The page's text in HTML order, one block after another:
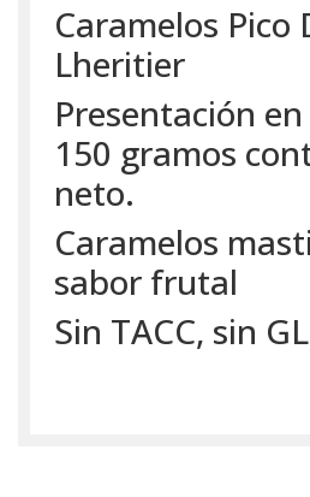
Caramelos Pico
Lheritier
Presentación
150 gramos
neto.
Caramelos
sabor frutal
Sin TACC, sin